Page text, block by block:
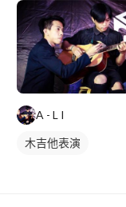
A - L I
木吉他表演